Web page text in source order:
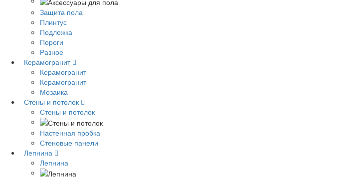
Защита пола
Плинтус
Подложка
Пороги
Разное
Керамогранит
Керамогранит
Керамогранит
Мозаика
Стены и потолок
Стены и потолок
Настенная пробка
Стеновые панели
Лепнина
Лепнина